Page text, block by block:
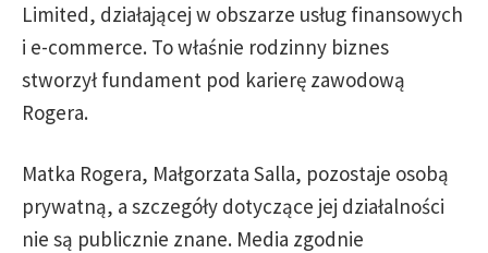
Limited, działającej w obszarze usług finansowych
i e-commerce. To właśnie rodzinny biznes
stworzył fundament pod karierę zawodową
Rogera.
Matka Rogera, Małgorzata Salla, pozostaje osobą
prywatną, a szczegóły dotyczące jej działalności
nie są publicznie znane. Media zgodnie